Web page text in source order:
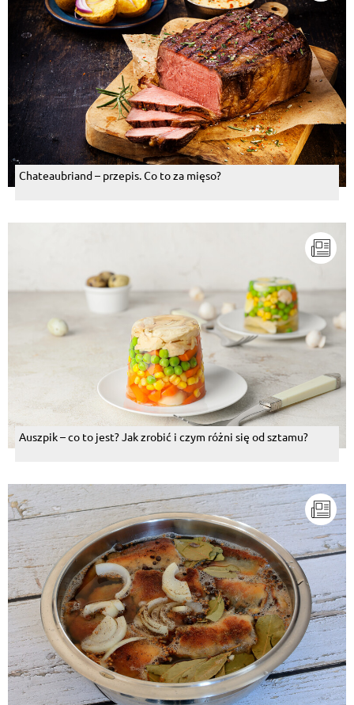
Chateaubriand – przepis. Co to za mięso?
Auszpik – co to jest? Jak zrobić i czym różni się od sztamu?